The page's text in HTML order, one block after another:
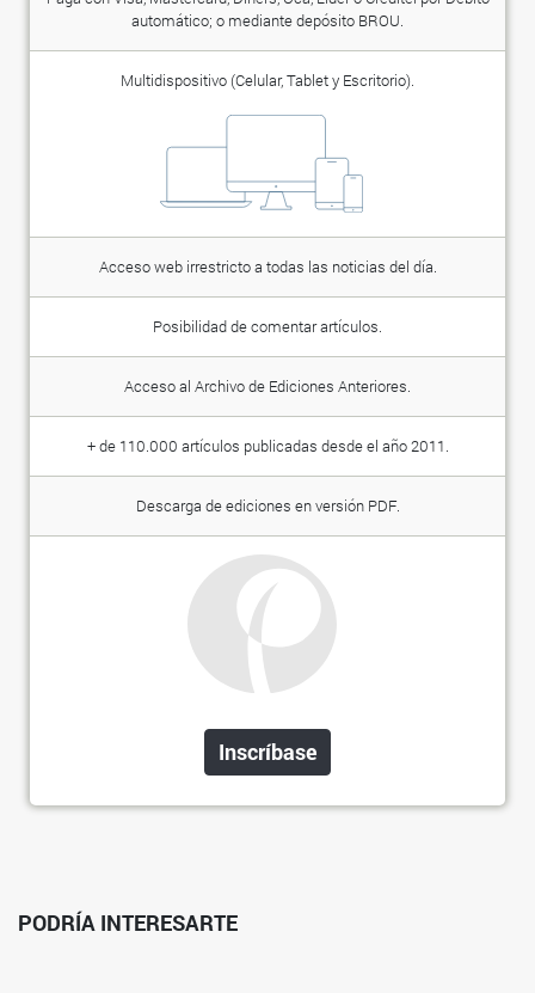
automático; o mediante depósito BROU.
Multidispositivo (Celular, Tablet y Escritorio).
Acceso web irrestricto a todas las noticias del día.
Posibilidad de comentar artículos.
Acceso al Archivo de Ediciones Anteriores.
+ de 110.000 artículos publicadas desde el año 2011.
Descarga de ediciones en versión PDF.
Inscríbase
PODRÍA INTERESARTE